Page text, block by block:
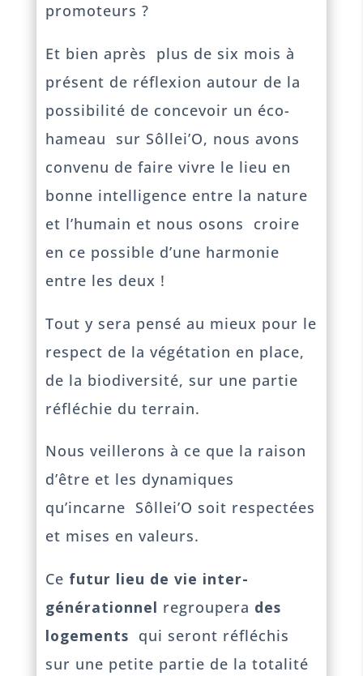
promoteurs ?
Et bien après plus de six mois à
présent de réflexion autour de la
possibilité de concevoir un éco-
hameau sur Sôllei’O, nous avons
convenu de faire vivre le lieu en
bonne intelligence entre la nature
et l’humain et nous osons croire
en ce possible d’une harmonie
entre les deux !
Tout y sera pensé au mieux pour le
respect de la végétation en place,
de la biodiversité, sur une partie
réfléchie du terrain.
Nous veillerons à ce que la raison
d’être et les dynamiques
qu’incarne Sôllei’O soit respectées
et mises en valeurs.
Ce futur lieu de vie inter-
générationnel regroupera des
logements qui seront réfléchis
sur une petite partie de la totalité